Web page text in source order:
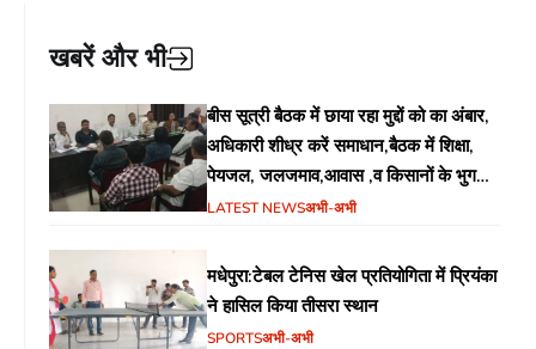
खबरें और भी
बीस सूत्री बैठक में छाया रहा मुद्दों को का अंबार,
अधिकारी शीध्र करें समाधान,बैठक में शिक्षा,
पेयजल, जलजमाव,आवास ,व किसानों के भुगतान
का उठा मुद्दा
LATEST NEWSअभी-अभी
मधेपुरा:टेबल टेनिस खेल प्रतियोगिता में प्रियंका
ने हासिल किया तीसरा स्थान
SPORTSअभी-अभी